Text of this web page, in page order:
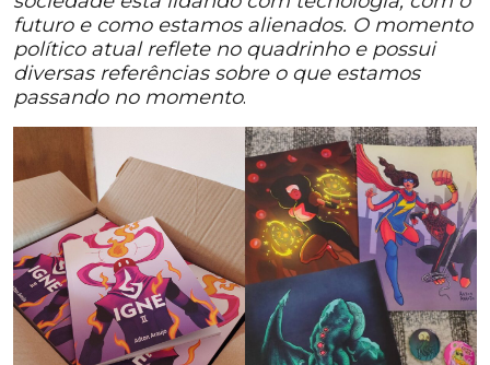
futuro e como estamos alienados. O momento
político atual reflete no quadrinho e possui
diversas referências sobre o que estamos
passando no momento.